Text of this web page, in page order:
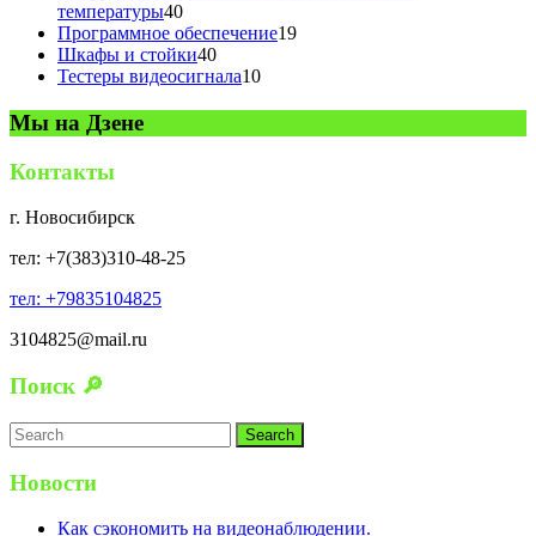
температуры4040
товаров
Программное обеспечение1919
Шкафы и стойки4040
товаров
Тестеры видеосигнала1010
Мы на Дзене
Контакты
г. Новосибирск
тел: +7(383)310-48-25
тел: +79835104825
3104825@mail.ru
Поиск 🔎
Search
for:
Новости
Как сэкономить на видеонаблюдении.